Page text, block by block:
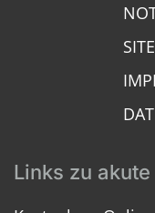
Links zu